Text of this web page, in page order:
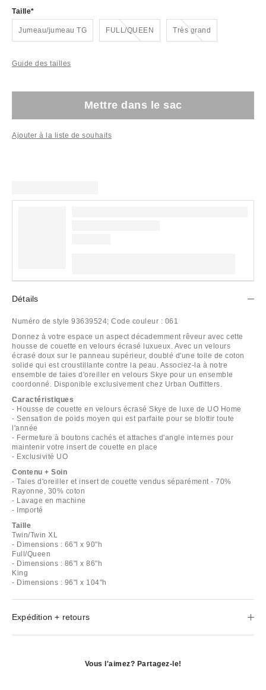
Taille
Jumeau/jumeau TG FULL/QUEEN
Épuisé Très grand
Épuisé
Guide des tailles
Mettre dans le sac
Ajouter à la liste de souhaits
Détails
Numéro de style 93639524; Code couleur : 061
Donnez à votre espace un aspect décademment rêveur avec cette
housse de couette en velours écrasé luxueux. Avec un velours
écrasé doux sur le panneau supérieur, doublé d'une toile de coton
solide qui est croustillante contre la peau. Associez-la à notre
ensemble de taies d'oreiller en velours Skye pour un ensemble
coordonné. Disponible exclusivement chez Urban Outfitters.
Caractéristiques
- Housse de couette en velours écrasé Skye de luxe de UO Home
- Sensation de poids moyen qui est parfaite pour se blottir toute
l'année
- Fermeture à boutons cachés et attaches d'angle internes pour
maintenir votre insert de couette en place
- Exclusivité UO
Contenu + Soin
- Taies d'oreiller et insert de couette vendus séparément - 70%
Rayonne, 30% coton
- Lavage en machine
- Importé
Taille
Twin/Twin XL
- Dimensions : 66"l x 90"h
Full/Queen
- Dimensions : 86"l x 86"h
King
- Dimensions : 96"l x 104"h
Expédition + retours
Vous l'aimez? Partagez-le!